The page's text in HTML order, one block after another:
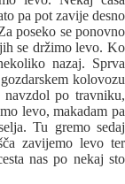
pa pot zavije desno
poseko se ponovno
se držimo levo. Ko
nazaj. Sprva
kolovozu
po travniku,
levo, makadam pa
Tu gremo sedaj
zavijemo levo ter
nas po nekaj sto